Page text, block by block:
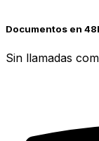
Documentos en
Sin llamadas